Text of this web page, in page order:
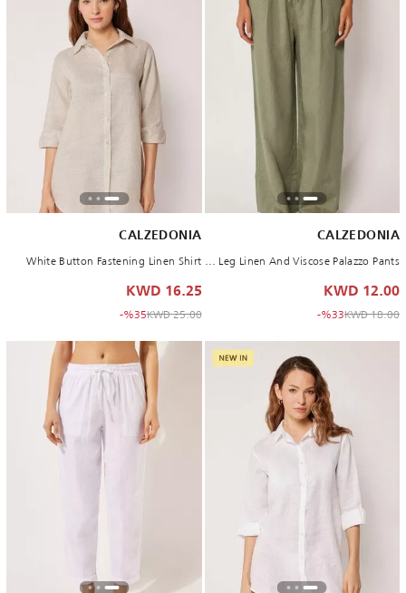
CALZEDONIA
Green Wide Leg Linen And Viscose Palazzo Pants
12.00 KWD
Price reduced from
18.00 KWD
to 12.00 KWD
%33-
CALZEDONIA
White Button Fastening Linen Shirt
16.25 KWD
Price reduced from
25.00 KWD
to 16.25 KWD
%35-